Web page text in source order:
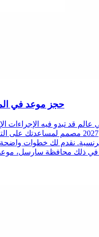
حجز موعد في
عالم قد تبدو فيه الإجراءات
2027 مصمم لمساعدتك على
نقدم لك خطوات واضحة
في ذلك محافظة سارسل، موعد